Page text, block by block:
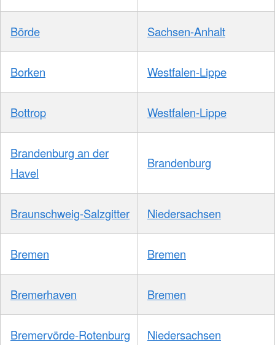
Börde Sachsen-Anhalt
Borken Westfalen-Lippe
Bottrop Westfalen-Lippe
Brandenburg an der
Havel
Brandenburg
Braunschweig-Salzgitter Niedersachsen
Bremen Bremen
Bremerhaven Bremen
Bremervörde-Rotenburg Niedersachsen